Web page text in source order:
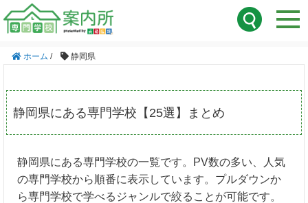
ホーム / 静岡県
静岡県にある専門学校【25選】まとめ
静岡県にある専門学校の一覧です。PV数の多い、人気
の専門学校から順番に表示しています。プルダウンか
ら専門学校で学べるジャンルで絞ることが可能です。